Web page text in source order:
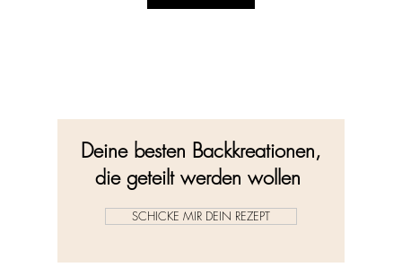
Deine besten Backkreationen,
die geteilt werden wollen
SCHICKE MIR DEIN REZEPT